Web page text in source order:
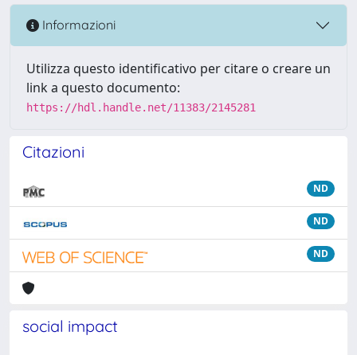
Informazioni
Utilizza questo identificativo per citare o creare un
link a questo documento:
https://hdl.handle.net/11383/2145281
Citazioni
ND
ND
ND
social impact